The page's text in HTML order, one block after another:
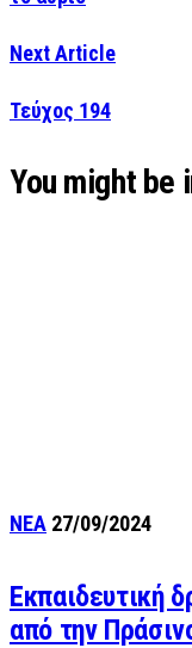
Next Article
Τεύχος 194
You might
ΝΕΑ 27/09/2024
Εκπαιδευτική
από την